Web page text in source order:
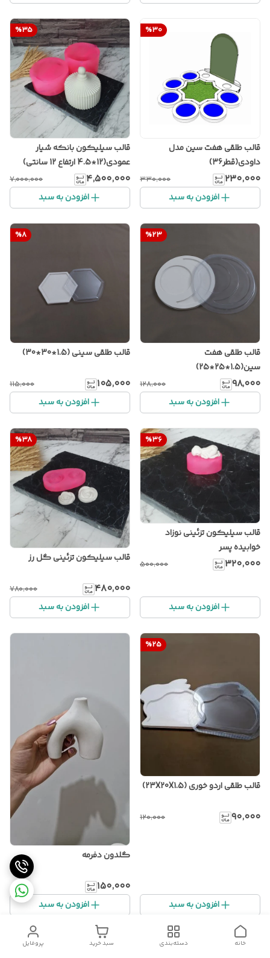
%30
قالب طلقی هفت سین مدل
داودی(قطر36)
۲۳۰٬۰۰۰ ۳۳۰٬۰۰۰
افزودن به سبد
%35
قالب سیلیکون بانکه شیار
عمودی(12*4.5 ارتفاع 12 سانتی)
۴٬۵۰۰٬۰۰۰ ۷٬۰۰۰٬۰۰۰
افزودن به سبد
%23
قالب طلقی هفت
سین(1.5*25*25)
۹۸٬۰۰۰ ۱۲۸٬۰۰۰
افزودن به سبد
%8
قالب طلقی سینی (1.5*30*30)
۱۰۵٬۰۰۰ ۱۱۵٬۰۰۰
افزودن به سبد
%36
قالب سیلیکون تزئینی نوزاد
خوابیده پسر
۳۲۰٬۰۰۰ ۵۰۰٬۰۰۰
افزودن به سبد
%38
قالب سیلیکون تزئینی گل رز
۴۸۰٬۰۰۰ ۷۸۰٬۰۰۰
افزودن به سبد
%25
قالب طلقی اردو خوری (23X20X1.5)
۹۰٬۰۰۰ ۱۲۰٬۰۰۰
افزودن به سبد
گلدون دفرمه
۱۵۰٬۰۰۰
افزودن به سبد
13
پروفایل سبد خرید دسته‌بندی خانه